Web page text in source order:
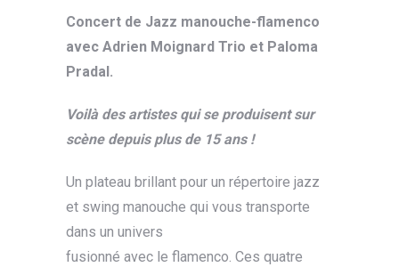
Concert de Jazz manouche-flamenco
avec Adrien Moignard Trio et Paloma
Pradal.
Voilà des artistes qui se produisent sur
scène depuis plus de 15 ans !
Un plateau brillant pour un répertoire jazz
et swing manouche qui vous transporte
dans un univers
fusionné avec le flamenco. Ces quatre